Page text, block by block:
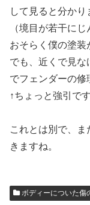
して見ると分かり
（境目が若干に
おそらく僕の塗装
でも、近くで見
でフェンダーの修
↑ちょっと強引で
これとは別で、
きますね。
ボディーについた傷